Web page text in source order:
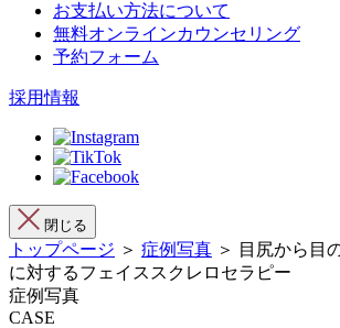
お支払い方法について
無料オンラインカウンセリング
予約フォーム
採用情報
閉じる
トップページ ＞ 症例写真 ＞ 目尻から目
に対するフェイススクレロセラピー
症例写真
CASE